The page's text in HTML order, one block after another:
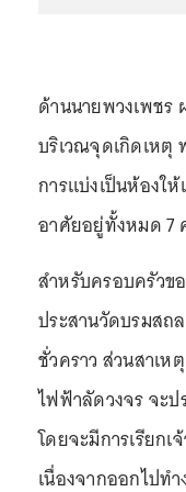
ด้านนายพวงเพชร
บริเวณจุดเกิดเหตุ
การแบ่งเป็นห้องใ
อาศัยอยู่ทั้งหมด 7
สำหรับครอบครัวข
ประสานวัดบรมสถ
ชั่วคราว ส่วนสาเห
ไฟฟ้าลัดวงจร จะ
โดยจะมีการเรียก
เนื่องจากออกไปท